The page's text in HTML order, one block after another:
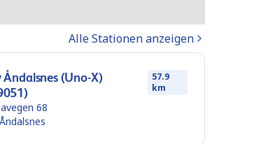
Alle Stationen anzeigen
Åndalsnes (Uno-X)
57.9
km
68
Åndalsnes